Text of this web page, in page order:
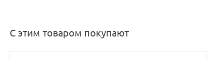
С этим товаром покупают